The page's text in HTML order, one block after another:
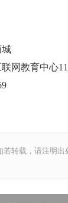
城
网教育中心
转载，请注明